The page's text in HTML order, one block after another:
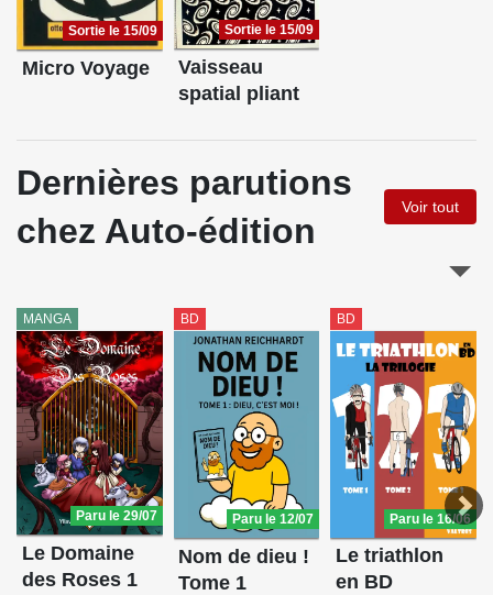
Sortie le 15/09
Micro Voyage
Sortie le 15/09
Vaisseau
spatial pliant
Dernières parutions
chez Auto-édition
Voir tout
MANGA
Paru le 29/07
Le Domaine
des Roses 1
BD
Paru le 12/07
Nom de dieu !
Tome 1
BD
Paru le 16/06
Le triathlon
en BD